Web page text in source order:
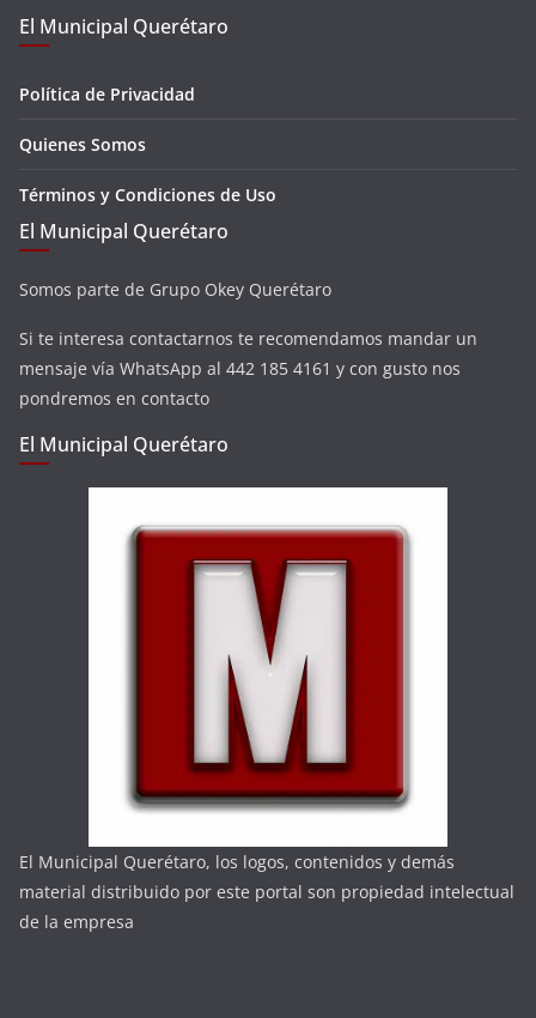
El Municipal Querétaro
Política de Privacidad
Quienes Somos
Términos y Condiciones de Uso
El Municipal Querétaro
Somos parte de Grupo Okey Querétaro
Si te interesa contactarnos te recomendamos mandar un
mensaje vía WhatsApp al 442 185 4161 y con gusto nos
pondremos en contacto
El Municipal Querétaro
El Municipal Querétaro, los logos, contenidos y demás
material distribuido por este portal son propiedad intelectual
de la empresa